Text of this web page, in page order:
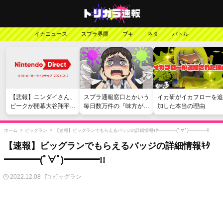
イカニュース スプラ界隈 ブキ ネタ バトル
【悲報】ニンダイさん、
ピークが開幕大谷翔平の
がっかりダイレクトだっ
たと言われてしまう
スプラ通報窓口とかいう
毎日数万件の『味方が弱
い』愚痴を読まされる苦
行
イカ研がイカフローを追
加した本当の理由
ホーム > ビッグラン > 【速報】ビッグランでもらえるバッジの詳細情報ｷﾀ━━━━(ﾟ∀ﾟ)━━━━!!
【速報】ビッグランでもらえるバッジの詳細情報ｷﾀ
━━━━(ﾟ∀ﾟ)━━━━!!
2022.12.08 ビッグラン